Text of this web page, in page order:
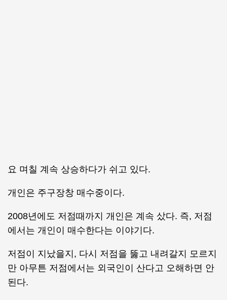
요 며칠 계속 상승하다가 쉬고 있다.
개인은 주구장창 매수중이다.
2008년에도 저점때까지 개인은 계속 샀다. 즉, 저점
에서는 개인이 매수한다는 이야기다.
저점이 지났을지, 다시 저점을 뚫고 내려갈지 모르지
만 아무튼 저점에서는 외국인이 산다고 오해하면 안
된다.